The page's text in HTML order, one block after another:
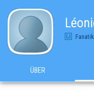
ÜBER